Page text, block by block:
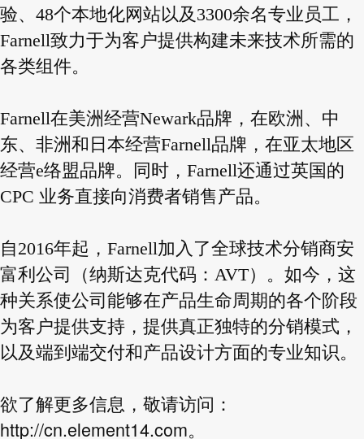
验、48个本地化网站以及3300余名专业员工，
Farnell致力于为客户提供构建未来技术所需的
各类组件。
Farnell在美洲经营Newark品牌，在欧洲、中
东、非洲和日本经营Farnell品牌，在亚太地区
经营e络盟品牌。同时，Farnell还通过英国的
CPC 业务直接向消费者销售产品。
自2016年起，Farnell加入了全球技术分销商安
富利公司（纳斯达克代码：AVT）。如今，这
种关系使公司能够在产品生命周期的各个阶段
为客户提供支持，提供真正独特的分销模式，
以及端到端交付和产品设计方面的专业知识。
欲了解更多信息，敬请访问：
http://cn.element14.com。